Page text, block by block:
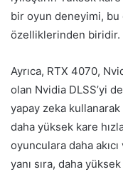
bir oyun deneyimi, bu
özelliklerinden biridir.
Ayrıca, RTX 4070,
olan Nvidia DLSS’yi
yapay zeka
daha yüksek kare
oyunculara daha
yanı sıra, daha